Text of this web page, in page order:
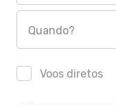
Quando?
Voos diretos